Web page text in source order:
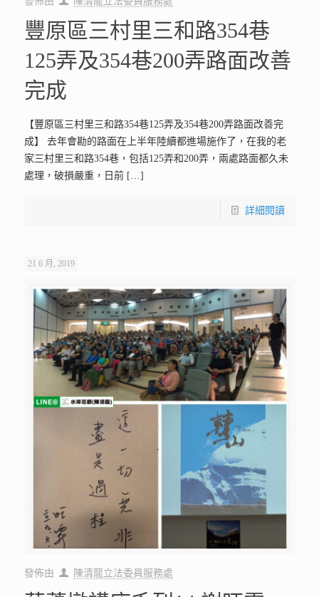
豐原區三村里三和路354巷
125弄及354巷200弄路面改善
完成
【豐原區三村里三和路354巷125弄及354巷200弄路面改善完
成】 去年會勘的路面在上半年陸續都進場施作了，在我的老
家三村里三和路354巷，包括125弄和200弄，兩處路面都久未
處理，破損嚴重，日前[…]
詳細閱讀
21 6 月, 2019
發佈由 陳清龍立法委員服務處